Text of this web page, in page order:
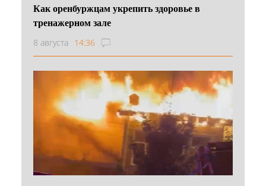
Как оренбуржцам укрепить здоровье в
тренажерном зале
8 августа 14:36